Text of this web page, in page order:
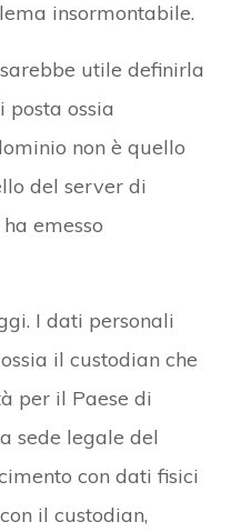
insormontabile.
utile definirla
ossia
non è quello
del server di
emesso
I dati personali
il custodian che
per il Paese di
sede legale del
con dati fisici
il custodian,